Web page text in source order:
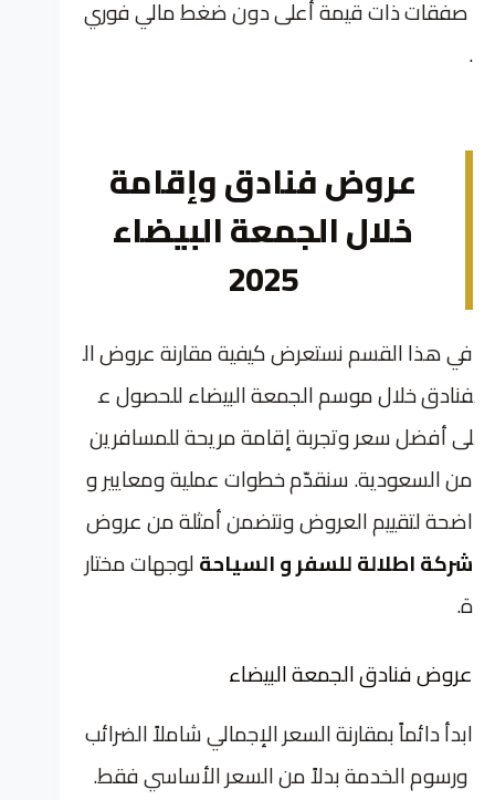
صفقات ذات قيمة أعلى دون ضغط مالي فوري
.
عروض فنادق وإقامة
خلال الجمعة البيضاء
2025
في هذا القسم نستعرض كيفية مقارنة عروض ال
فنادق خلال موسم الجمعة البيضاء للحصول ع
لى أفضل سعر وتجربة إقامة مريحة للمسافرين
من السعودية. سنقدّم خطوات عملية ومعايير و
اضحة لتقييم العروض ونتضمن أمثلة من عروض
شركة اطلالة للسفر و السياحةلوجهات مختار
ة.
عروض فنادق الجمعة البيضاء
ابدأ دائماً بمقارنة السعر الإجمالي شاملاً الضرائب
ورسوم الخدمة بدلاً من السعر الأساسي فقط.